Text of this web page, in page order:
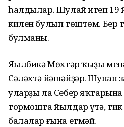
һалдылар. Шулай итеп 19
килен булып төштөм. Бер
булманы.
Яңылбикә Мөхтәр ҡыҙы
Сәләхтә йәшәйҙәр.
уларҙы ла Себер
тормошта йылдар үтә, тик
балалар ғына етмәй.